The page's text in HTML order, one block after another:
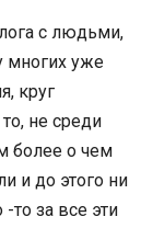
с людьми,
многих уже
круг
не среди
более о чем
и до этого ни
за все эти